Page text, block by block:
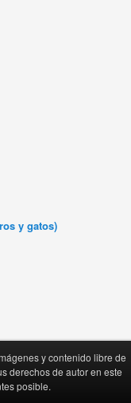
y gatos)
y contenido libre de
derechos de autor en este
posible.